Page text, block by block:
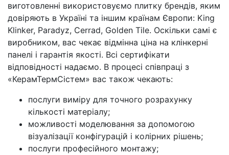
виготовленні використовуємо плитку брендів, яким
довіряють в Україні та іншим країнам Європи: King
Klinker, Paradyz, Cerrad, Golden Tile. Оскільки самі є
виробником, вас чекає відмінна ціна на клінкерні
панелі і гарантія якості. Всі сертифікати
відповідності надаємо. В процесі співпраці з
«КерамТермСістем» вас також чекають:
послуги виміру для точного розрахунку
кількості матеріалу;
можливості моделювання за допомогою
візуалізації конфігурацій і колірних рішень;
послуги професійного монтажу;